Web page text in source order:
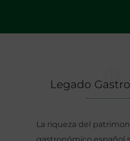
Legado
La riqueza del